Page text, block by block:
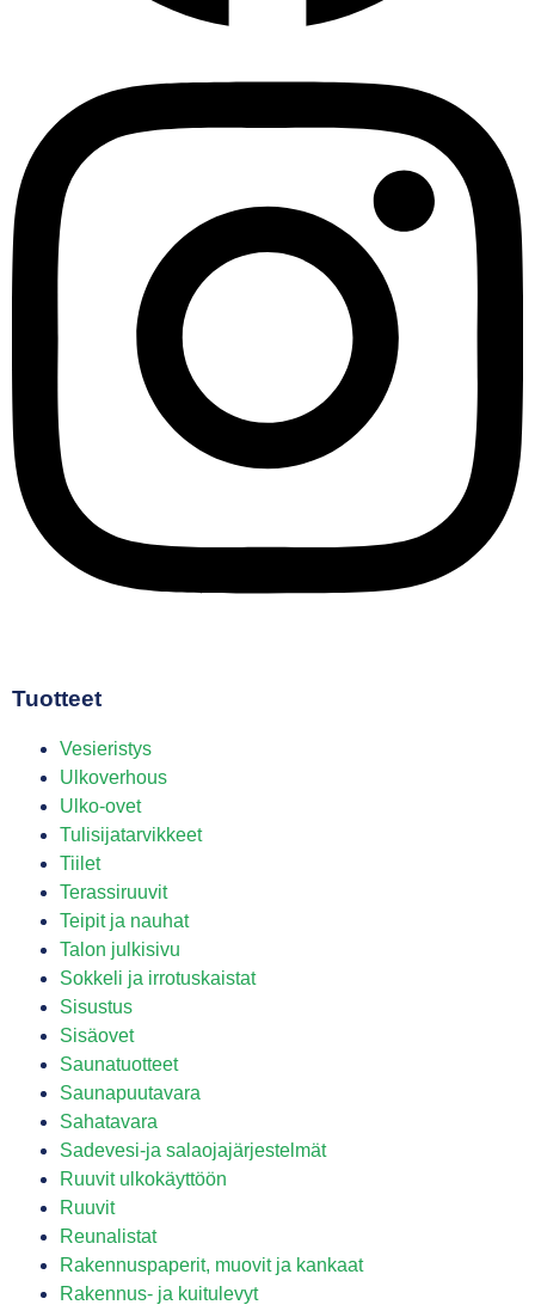
Tuotteet
Vesieristys
Ulkoverhous
Ulko-ovet
Tulisijatarvikkeet
Tiilet
Terassiruuvit
Teipit ja nauhat
Talon julkisivu
Sokkeli ja irrotuskaistat
Sisustus
Sisäovet
Saunatuotteet
Saunapuutavara
Sahatavara
Sadevesi-ja salaojajärjestelmät
Ruuvit ulkokäyttöön
Ruuvit
Reunalistat
Rakennuspaperit, muovit ja kankaat
Rakennus- ja kuitulevyt